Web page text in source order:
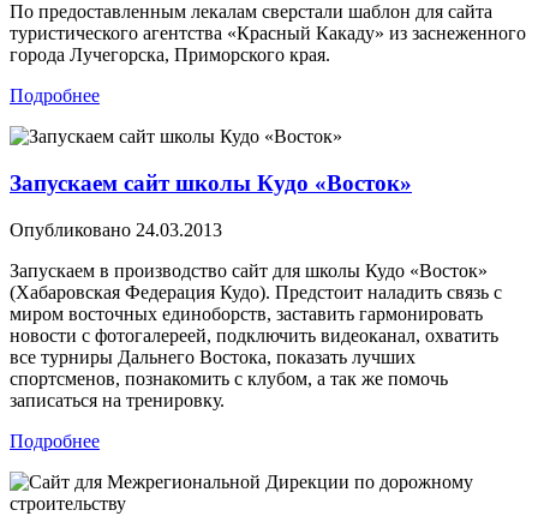
По предоставленным лекалам сверстали шаблон для сайта
туристического агентства «Красный Какаду» из заснеженного
города Лучегорска, Приморского края.
Подробнее
Запускаем сайт школы Кудо «Восток»
Опубликовано 24.03.2013
Запускаем в производство сайт для школы Кудо «Восток»
(Хабаровская Федерация Кудо). Предстоит наладить связь с
миром восточных единоборств, заставить гармонировать
новости с фотогалереей, подключить видеоканал, охватить
все турниры Дальнего Востока, показать лучших
спортсменов, познакомить с клубом, а так же помочь
записаться на тренировку.
Подробнее